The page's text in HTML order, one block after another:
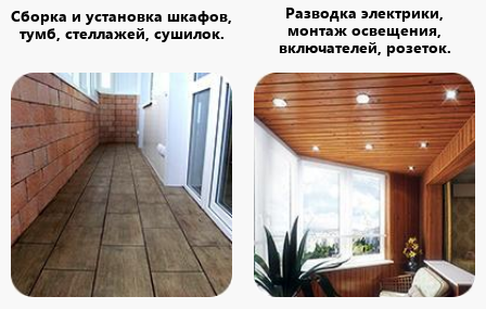
Сборка и установка шкафов,
тумб, стеллажей, сушилок.
Разводка электрики,
монтаж освещения,
включателей, розеток.